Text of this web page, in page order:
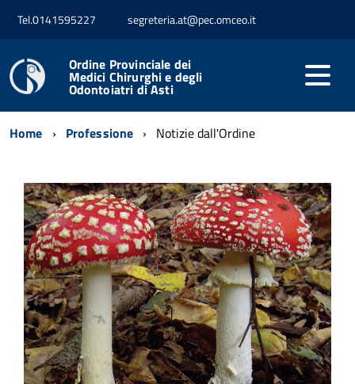
Tel.0141595227 segreteria.at@pec.omceo.it
Ordine Provinciale dei
Medici Chirurghi e degli
Odontoiatri di Asti
Home Professione Notizie dall'Ordine